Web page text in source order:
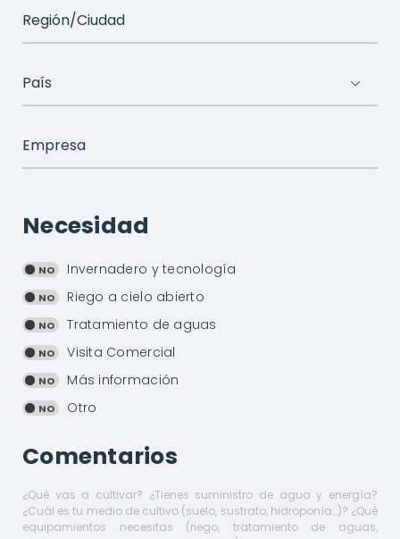

Necesidad
Invernadero y tecnología
Riego a cielo abierto
Tratamiento de aguas
Visita Comercial
Más información
Otro
Comentarios